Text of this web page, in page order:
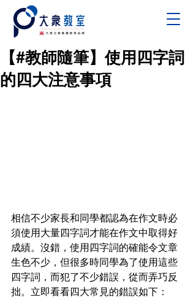
【#教師隨筆】使用四字詞
的四大注意事項
相信不少家長和同學都認為在作文時必
須使用大量四字詞才能在作文中取得好
成績。沒錯，使用四字詞的確能令文章
生色不少，但很多時同學為了使用這些
四字詞，而犯了不少錯誤，從而弄巧反
拙。立即看看四大常見的錯誤如下：